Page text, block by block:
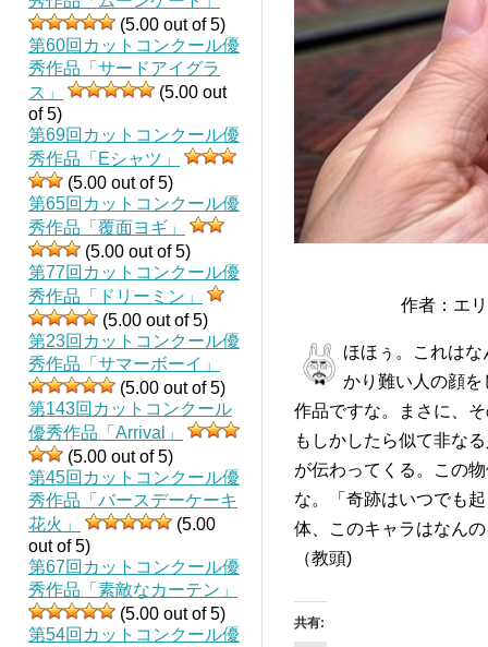
(5.00 out of 5)
第60回カットコンクール優
秀作品「サードアイグラ
ス」
(5.00 out
of 5)
第69回カットコンクール優
秀作品「Eシャツ」
(5.00 out of 5)
第65回カットコンクール優
秀作品「覆面ヨギ」
(5.00 out of 5)
第77回カットコンクール優
秀作品「ドリーミン」
(5.00 out of 5)
第23回カットコンクール優
秀作品「サマーボーイ」
(5.00 out of 5)
第143回カットコンクール
優秀作品「Arrival」
(5.00 out of 5)
第45回カットコンクール優
秀作品「バースデーケーキ
花火」
(5.00
out of 5)
第67回カットコンクール優
秀作品「素敵なカーテン」
(5.00 out of 5)
第54回カットコンクール優
作者：エ
ほほぅ。これは
かり難い人の顔
作品ですな。まさに、
もしかしたら似て非な
が伝わってくる。この
な。「奇跡はいつでも
体、このキャラはなん
（教頭)
共有: